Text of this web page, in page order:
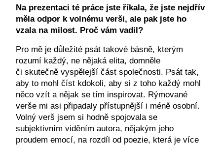
Na prezentaci té práce jste říkala, že jste nejdřív
měla odpor k volnému verši, ale pak jste ho
vzala na milost. Proč vám vadil?
Pro mě je důležité psát takové básně, kterým
rozumí každý, ne nějaká elita, domněle
či skutečně vyspělejší část společnosti. Psát tak,
aby to mohl číst kdokoli, aby si z toho každý mohl
něco vzít a nějak se tím inspirovat. Rýmované
verše mi asi připadaly přístupnější i méně osobní.
Volný verš jsem si hodně spojovala se
subjektivním viděním autora, nějakým jeho
proudem emocí, na rozdíl od poezie, která je více